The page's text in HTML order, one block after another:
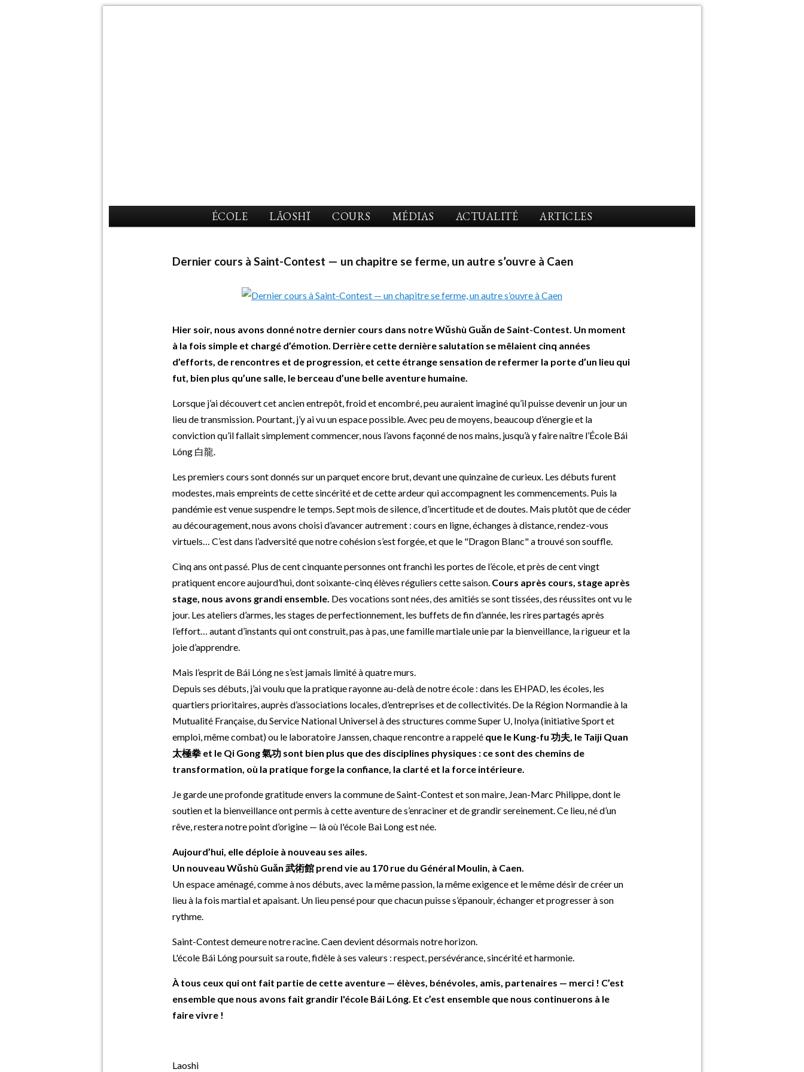
ÉCOLE LÃOSHÏ COURS MÉDIAS ACTUALITÉ ARTICLES
Dernier cours à Saint-Contest — un chapitre se ferme, un autre s’ouvre à Caen
Hier soir, nous avons donné notre dernier cours dans notre Wǔshù Guǎn de Saint-Contest. Un moment
à la fois simple et chargé d’émotion. Derrière cette dernière salutation se mêlaient cinq années
d’efforts, de rencontres et de progression, et cette étrange sensation de refermer la porte d’un lieu qui
fut, bien plus qu’une salle, le berceau d’une belle aventure humaine.
Lorsque j’ai découvert cet ancien entrepôt, froid et encombré, peu auraient imaginé qu’il puisse devenir un jour un
lieu de transmission. Pourtant, j’y ai vu un espace possible. Avec peu de moyens, beaucoup d’énergie et la
conviction qu’il fallait simplement commencer, nous l’avons façonné de nos mains, jusqu’à y faire naître l’École Bái
Lóng 白龍.
Les premiers cours sont donnés sur un parquet encore brut, devant une quinzaine de curieux. Les débuts furent
modestes, mais empreints de cette sincérité et de cette ardeur qui accompagnent les commencements. Puis la
pandémie est venue suspendre le temps. Sept mois de silence, d’incertitude et de doutes. Mais plutôt que de céder
au découragement, nous avons choisi d’avancer autrement : cours en ligne, échanges à distance, rendez-vous
virtuels… C’est dans l’adversité que notre cohésion s’est forgée, et que le "Dragon Blanc" a trouvé son souffle.
Cinq ans ont passé. Plus de cent cinquante personnes ont franchi les portes de l’école, et près de cent vingt
pratiquent encore aujourd’hui, dont soixante-cinq élèves réguliers cette saison. Cours après cours, stage après
stage, nous avons grandi ensemble. Des vocations sont nées, des amitiés se sont tissées, des réussites ont vu le
jour. Les ateliers d’armes, les stages de perfectionnement, les buffets de fin d’année, les rires partagés après
l’effort… autant d’instants qui ont construit, pas à pas, une famille martiale unie par la bienveillance, la rigueur et la
joie d’apprendre.
Mais l’esprit de Bái Lóng ne s’est jamais limité à quatre murs.
Depuis ses débuts, j’ai voulu que la pratique rayonne au-delà de notre école : dans les EHPAD, les écoles, les
quartiers prioritaires, auprès d’associations locales, d’entreprises et de collectivités. De la Région Normandie à la
Mutualité Française, du Service National Universel à des structures comme Super U, Inolya (initiative Sport et
emploi, même combat) ou le laboratoire Janssen, chaque rencontre a rappelé que le Kung-fu 功夫, le Taiji Quan
太極拳 et le Qi Gong 氣功 sont bien plus que des disciplines physiques : ce sont des chemins de
transformation, où la pratique forge la confiance, la clarté et la force intérieure.
Je garde une profonde gratitude envers la commune de Saint-Contest et son maire, Jean-Marc Philippe, dont le
soutien et la bienveillance ont permis à cette aventure de s’enraciner et de grandir sereinement. Ce lieu, né d’un
rêve, restera notre point d’origine — là où l'école Bai Long est née.
Aujourd’hui, elle déploie à nouveau ses ailes.
Un nouveau Wǔshù Guǎn 武術館 prend vie au 170 rue du Général Moulin, à Caen.
Un espace aménagé, comme à nos débuts, avec la même passion, la même exigence et le même désir de créer un
lieu à la fois martial et apaisant. Un lieu pensé pour que chacun puisse s’épanouir, échanger et progresser à son
rythme.
Saint-Contest demeure notre racine. Caen devient désormais notre horizon.
L'école Bái Lóng poursuit sa route, fidèle à ses valeurs : respect, persévérance, sincérité et harmonie.
À tous ceux qui ont fait partie de cette aventure — élèves, bénévoles, amis, partenaires — merci ! C’est
ensemble que nous avons fait grandir l'école Bái Lóng. Et c’est ensemble que nous continuerons à le
faire vivre !
Laoshi